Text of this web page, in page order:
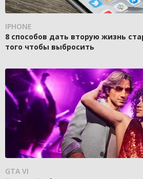
IPHONE
8 способов дать вторую жизнь
того чтобы выбросить
GTA VI